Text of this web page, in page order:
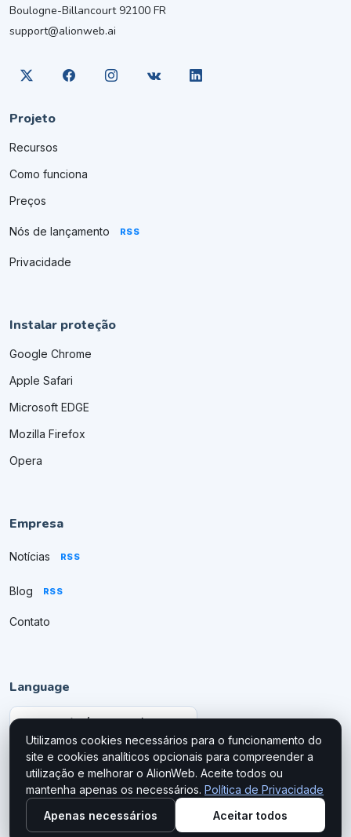
Boulogne-Billancourt 92100 FR
support@alionweb.ai
Projeto
Recursos
Como funciona
Preços
Nós de lançamento RSS
Privacidade
Instalar proteção
Google Chrome
Apple Safari
Microsoft EDGE
Mozilla Firefox
Opera
Empresa
Notícias RSS
Blog RSS
Contato
Language
© 2026
AlionWeb
Todos os direitos reservados
Utilizamos cookies necessários para o funcionamento do
site e cookies analíticos opcionais para compreender a
utilização e melhorar o AlionWeb. Aceite todos ou
mantenha apenas os necessários. Política de Privacidade
Apenas necessários
Aceitar todos